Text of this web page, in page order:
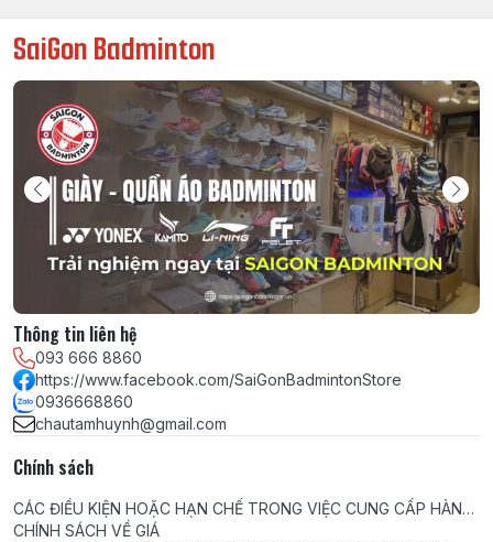
SaiGon Badminton
Thông tin liên hệ
093 666 8860
https://www.facebook.com/SaiGonBadmintonStore
0936668860
chautamhuynh@gmail.com
Chính sách
CÁC ĐIỀU KIỆN HOẶC HẠN CHẾ TRONG VIỆC CUNG CẤP HÀNG
HÓA, DỊCH VỤ
CHÍNH SÁCH VỀ GIÁ